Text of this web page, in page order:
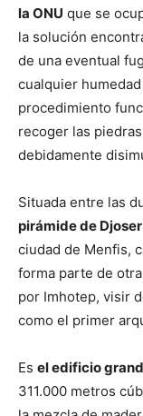
la ONU que se
la solución
de una eventual
cualquier
procedimiento
recoger las
debidamente
Situada entre las
pirámide de Djoser
ciudad de Menfis,
forma parte de
por Imhotep, visir
como el primer
Es el edificio
311.000 metros